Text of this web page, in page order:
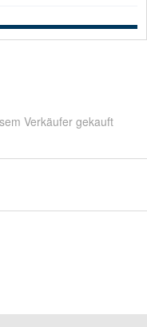
Verkäufer gekauft